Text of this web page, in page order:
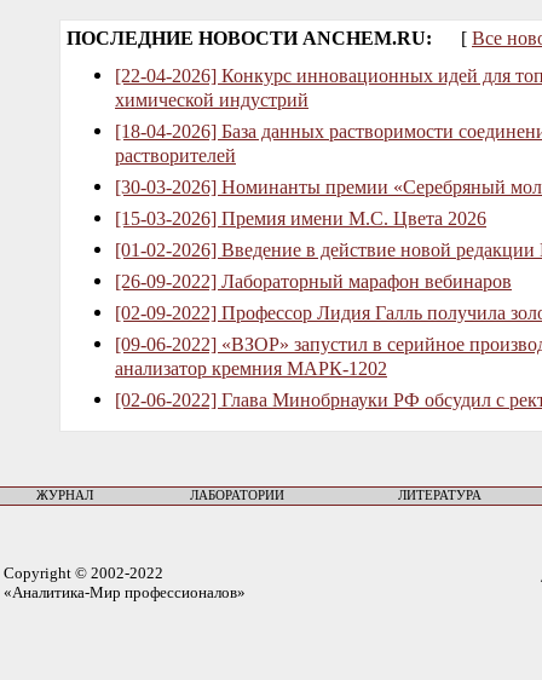
ПОСЛЕДНИЕ НОВОСТИ ANCHEM.RU: [ Все
[22-04-2026] Конкурс инновационных идей для
химической индустрий
[18-04-2026] База данных растворимости
растворителей
[30-03-2026] Номинанты премии «Серебряный
[15-03-2026] Премия имени М.С. Цвета 2026
[01-02-2026] Введение в действие новой
[26-09-2022] Лабораторный марафон вебинаров
[02-09-2022] Профессор Лидия Галль получила
[09-06-2022] «ВЗОР» запустил в серийное
анализатор кремния МАРК-1202
[02-06-2022] Глава Минобрнауки РФ обсудил с
ЖУРНАЛ ЛАБОРАТОРИИ ЛИТЕРАТУРА
Copyright © 2002-2022
«Аналитика-Мир профессионалов»